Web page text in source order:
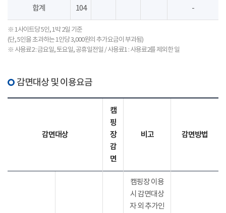
합계 104 -
※ 1사이트당 5인, 1박 2일 기준
(단, 5인을 초과하는 1인당 3,000원의 추가요금이 부과됨)
※ 사용료2 : 금요일, 토요일, 공휴일전일 / 사용료1 : 사용료2를 제외한 일
감면대상 및 이용요금
감면대상
캠
핑
장
감
면
비고 감면방법
캠핑장 이용
시 감면대상
자 외 추가인